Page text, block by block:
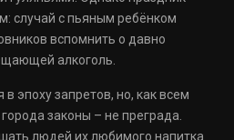
случай с пьяным ребёнком
вспомнить о давно
алкоголь.
эпоху запретов, но, как всем
законы – не преграда.
людей их любимого напитка